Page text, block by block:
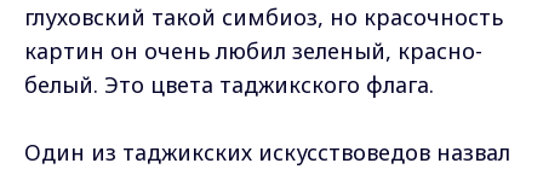
глуховский такой симбиоз, но красочность
картин он очень любил зеленый, красно-
белый. Это цвета таджикского флага.
Один из таджикских искусствоведов назвал